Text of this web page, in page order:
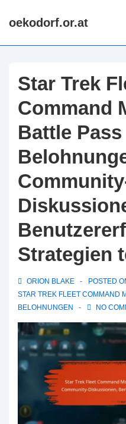
Skipoekodorf.or.at
Star Trek
Command
Battle Pass
Strategien
ORION BLAKE POSTED
STAR TREK FLEET COMMAND
BELOHNUNGEN
NO